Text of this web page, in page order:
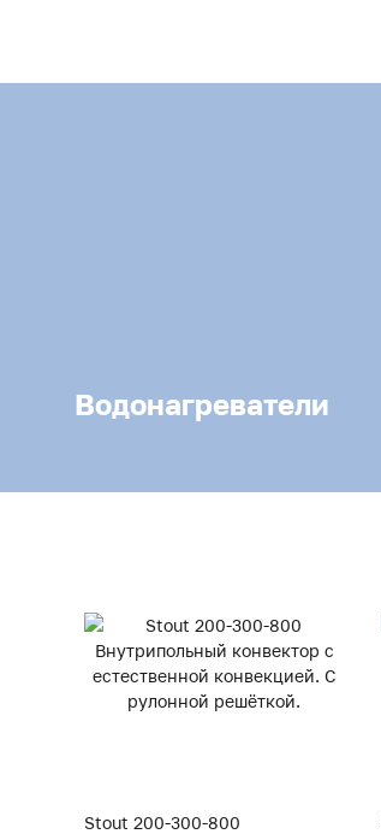
Водонагреватели
Stout 200-300-800